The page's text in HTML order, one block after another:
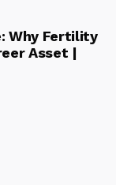
Why Fertility
Asset |